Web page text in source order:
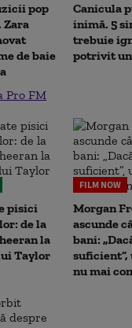
pop
Zara
de baie
Pro FM
Canicula
inimă. 5
trebuie
potrivit
pisici
de la
la
Taylor
FILM NOW
Morgan
ascunde
bani:
suficient”,
nu mai